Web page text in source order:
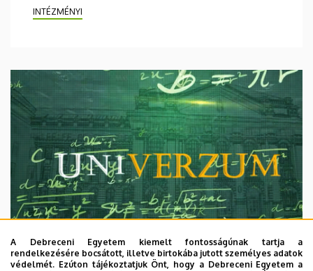
INTÉZMÉNYI
A Debreceni Egyetem kiemelt fontosságúnak tartja a
rendelkezésére bocsátott, illetve birtokába jutott személyes adatok
védelmét. Ezúton tájékoztatjuk Önt, hogy a Debreceni Egyetem a